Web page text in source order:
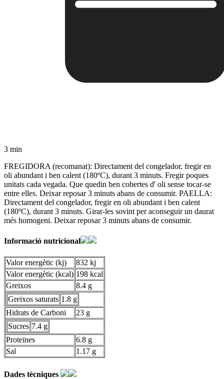
3 min
FREGIDORA (recomanat): Directament del congelador, fregir en
oli abundant i ben calent (180ºC), durant 3 minuts. Fregir poques
unitats cada vegada. Que quedin ben cobertes d' oli sense tocar-se
entre elles. Deixar reposar 3 minuts abans de consumir. PAELLA:
Directament del congelador, fregir en oli abundant i ben calent
(180ºC), durant 3 minuts. Girar-les sovint per aconseguir un daurat
més homogeni. Deixar reposar 3 minuts abans de consumir.
Informació nutricional
Valor energètic (kj)
832 kj
Valor energètic (kcal) 198 kcal
Greixos
8.4 g
Greixos saturats 1.8 g
Hidrats de Carboni
23 g
Sucres 7.4 g
Proteïnes
6.8 g
Sal
1.17 g
Dades tècniques